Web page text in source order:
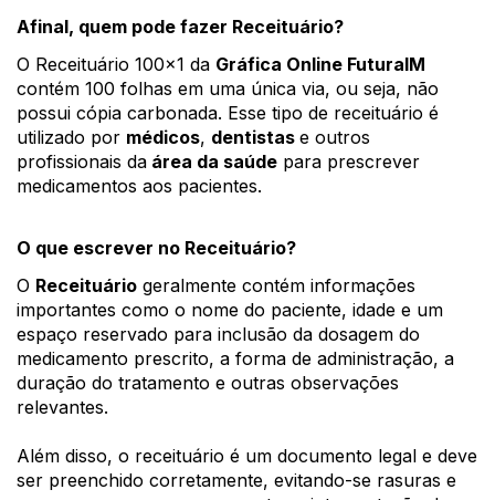
Afinal, quem pode fazer Receituário?
O Receituário 100x1 da
contém 100 folhas em uma única via, ou seja, não
possui cópia carbonada. Esse tipo de receituário é
utilizado por médicos, dentistas e outros
profissionais da área da saúde para prescrever
medicamentos aos pacientes.
O que escrever no Receituário?
O Receituário geralmente contém informações
importantes como o nome do paciente, idade e um
espaço reservado para inclusão da dosagem do
medicamento prescrito, a forma de administração, a
duração do tratamento e outras observações
relevantes.
Além disso, o receituário é um documento legal e deve
ser preenchido corretamente, evitando-se rasuras e